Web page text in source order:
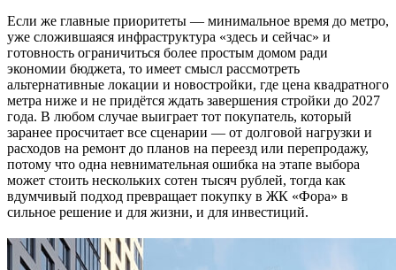
Если же главные приоритеты — минимальное время до метро,
уже сложившаяся инфраструктура «здесь и сейчас» и
готовность ограничиться более простым домом ради
экономии бюджета, то имеет смысл рассмотреть
альтернативные локации и новостройки, где цена квадратного
метра ниже и не придётся ждать завершения стройки до 2027
года. В любом случае выиграет тот покупатель, который
заранее просчитает все сценарии — от долговой нагрузки и
расходов на ремонт до планов на переезд или перепродажу,
потому что одна невнимательная ошибка на этапе выбора
может стоить нескольких сотен тысяч рублей, тогда как
вдумчивый подход превращает покупку в ЖК «Фора» в
сильное решение и для жизни, и для инвестиций.